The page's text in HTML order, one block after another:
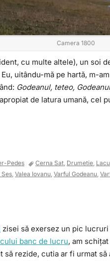
Camera 1800
cu multe altele), un soi
Eu, uitându-mă pe hartă, m-
Godeanul, teteo, Godeanul
de latura umană, cel
Pedes Cerna Sat Drumetie
Ses Valea Iovanu Varful Godeanu
zisei să exersez un pic
banc de lucru, am
să rezide, cutia ar fi urmat